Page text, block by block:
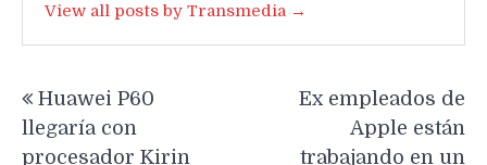
View all posts by Transmedia →
de
entradas
Huawei P60
llegaría con
procesador Kirin
Ex empleados de
Apple están
trabajando en un